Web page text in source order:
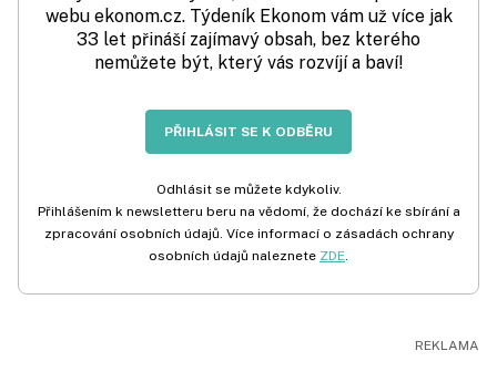
webu ekonom.cz. Týdeník Ekonom vám už více jak
33 let přináší zajímavý obsah, bez kterého
nemůžete být, který vás rozvíjí a baví!
PŘIHLÁSIT SE K ODBĚRU
Odhlásit se můžete kdykoliv.
Přihlášením k newsletteru beru na vědomí, že dochází ke sbírání a
zpracování osobních údajů. Více informací o zásadách ochrany
osobních údajů naleznete ZDE.